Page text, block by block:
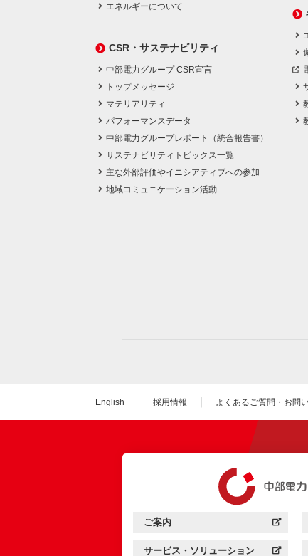
エネルギーについて
CSR・サステナビリティ
中部電力グループ CSR宣言
トップメッセージ
マテリアリティ
パフォーマンスデータ
中部電力グループレポート（統合報告書）
サステナビリティトピックス一覧
主な外部評価やイニシアティブへの参加
地域コミュニケーション活動
English 採用情報 よくあるご質問・お問
中部電力パワーグリッド：
ご案内
（新しいウィンドウを開きます）
サービス・ソリューション